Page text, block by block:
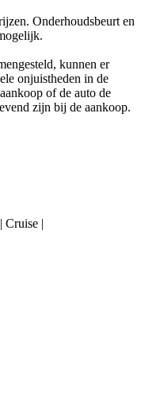
Onderhoudsbeurt en
kunnen er
onjuistheden in de
of de auto de
zijn bij de aankoop.
Cruise |